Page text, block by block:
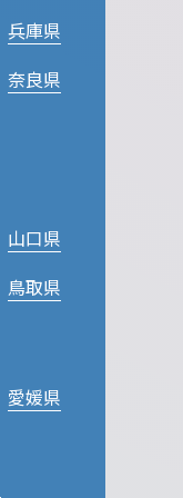
兵庫県
奈良県
山口県
鳥取県
愛媛県